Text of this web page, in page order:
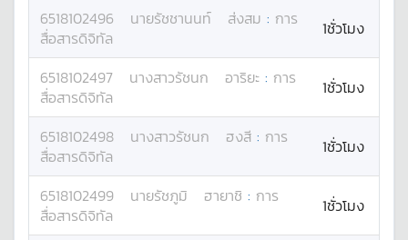
6518102496 นายรัชชานนท์ ส่งสม : การ
สื่อสารดิจิทัล
1ชั่วโมง
6518102497 นางสาวรัชนก อาริยะ : การ
สื่อสารดิจิทัล
1ชั่วโมง
6518102498 นางสาวรัชนก ฮงสี : การ
สื่อสารดิจิทัล
1ชั่วโมง
6518102499 นายรัชภูมิ ฮายาชิ : การ
สื่อสารดิจิทัล
1ชั่วโมง